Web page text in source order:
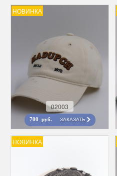
НОВИНКА
02003
700 руб. ЗАКАЗАТЬ
НОВИНКА